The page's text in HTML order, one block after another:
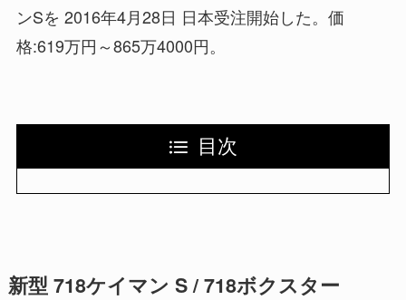
ンSを 2016年4月28日 日本受注開始した。価
格:619万円～865万4000円。
目次
新型 718ケイマン S / 718ボクスター